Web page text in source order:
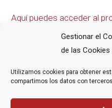
Gestionar el
de las Cookies
Utilizamos cookies para obtener
compartimos los datos con
Aquí puedes acceder al
COMPARTE